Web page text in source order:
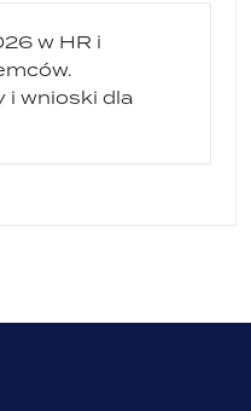
w HR i
i wnioski dla